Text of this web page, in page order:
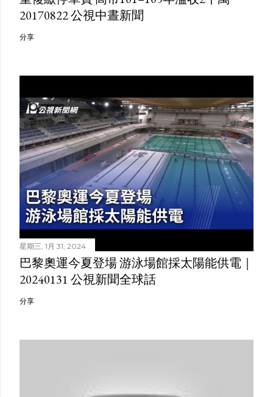
20170822 公視中晝新聞
分享
星期三, 1月 31, 2024
巴黎奧運今夏登場 游泳場館採太陽能供電｜
20240131 公視新聞全球話
分享